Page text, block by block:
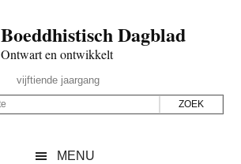
Boeddhistisch Dagblad
Ontwart en ontwikkelt
vijftiende jaargang
MENU